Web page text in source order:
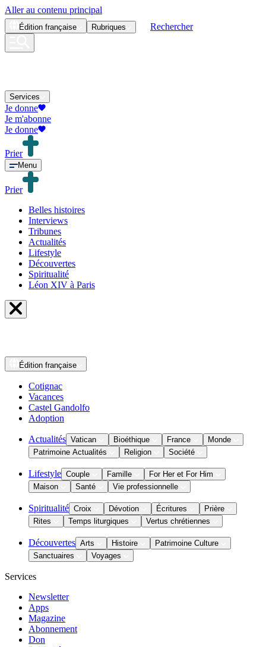
Aller au contenu principal
Édition française Rubriques Rechercher
Services
Je donne
Je m'abonne
Je donne
Prier
Menu
Prier
Belles histoires
Interviews
Tribunes
Actualités
Lifestyle
Découvertes
Spiritualité
Léon XIV à Paris
Édition française
Cotignac
Vacances
Castel Gandolfo
Adoption
Actualités Vatican Bioéthique France
Monde
Patrimoine Actualités
Religion Société
Lifestyle Couple Famille
For Her et For Him
Maison
Santé Vie professionnelle
Spiritualité Croix Dévotion Écritures
Prière
Rites
Temps liturgiques Vertus chrétiennes
Découvertes Arts Histoire
Patrimoine Culture
Sanctuaires
Voyages
Services
Newsletter
Apps
Magazine
Abonnement
Don